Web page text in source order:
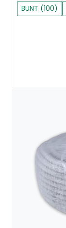
BUNT (100)